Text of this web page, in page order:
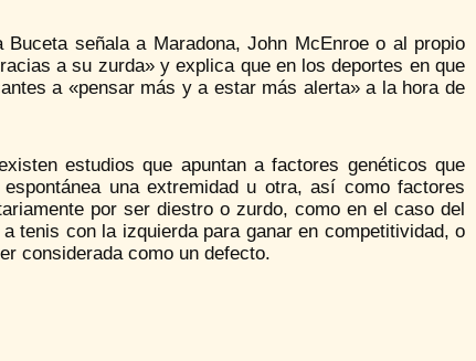
señala a Maradona, John McEnroe o al propio
a su zurda» y explica que en los deportes en que
a «pensar más y a estar más alerta» a la hora de
estudios que apuntan a factores genéticos que
una extremidad u otra, así como factores
por ser diestro o zurdo, como en el caso del
tenis con la izquierda para ganar en competitividad, o
considerada como un defecto.